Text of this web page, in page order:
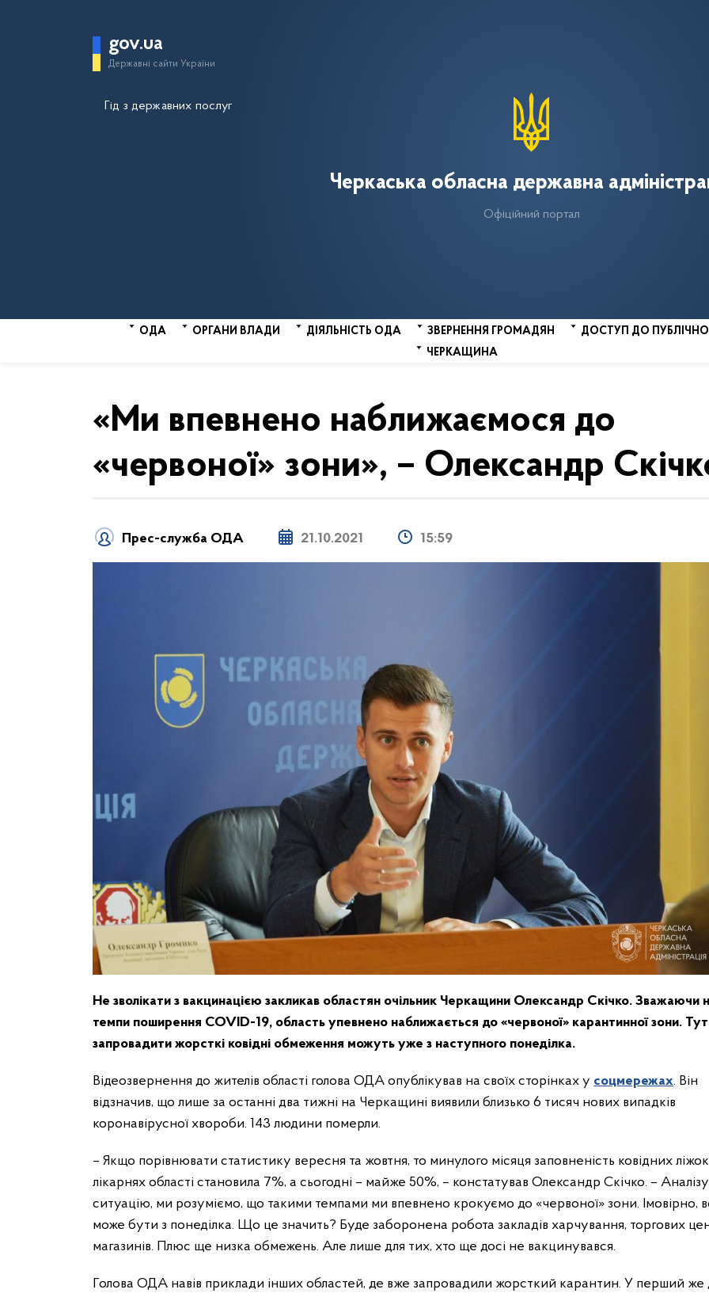
gov.ua
Державні сайти України
Гід з державних послуг
Черкаська обласна державна
Офіційний портал
ОДА ОРГАНИ ВЛАДИ ДІЯЛЬНІСТЬ ОДА ЗВЕРНЕННЯ ГРОМАДЯН
ДОСТУП ДО
ЧЕРКАЩИНА
«Ми впевнено наближаємося до
«червоної» зони», – Олександр
Прес-служба ОДА 21.10.2021 15:59
Не зволікати з вакцинацією закликав областян очільник Черкащини Олександр Скічко. Зважаючи
темпи поширення COVID-19, область упевнено наближається до «червоної» карантинної зони. Тут
запровадити жорсткі ковідні обмеження можуть уже з наступного понеділка.
Відеозвернення до жителів області голова ОДА опублікував на своїх сторінках у соцмережах. Він
відзначив, що лише за останні два тижні на Черкащині виявили близько 6 тисяч нових випадків
коронавірусної хвороби. 143 людини померли.
– Якщо порівнювати статистику вересня та жовтня, то минулого місяця заповненість ковідних
лікарнях області становила 7%, а сьогодні – майже 50%, – констатував Олександр Скічко. –
ситуацію, ми розуміємо, що такими темпами ми впевнено крокуємо до «червоної» зони. Імовірно,
може бути з понеділка. Що це значить? Буде заборонена робота закладів харчування, торгових
магазинів. Плюс ще низка обмежень. Але лише для тих, хто ще досі не вакцинувався.
Голова ОДА навів приклади інших областей, де вже запровадили жорсткий карантин. У перший же